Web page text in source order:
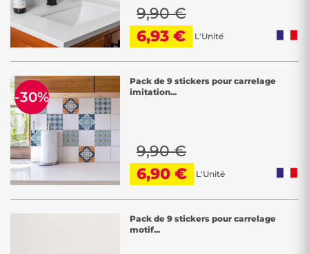
9,90 €
6,93 €
L'Unité
Pack de 9 stickers pour carrelage
imitation...
9,90 €
6,90 €
L'Unité
-30%
Pack de 9 stickers pour carrelage
motif...